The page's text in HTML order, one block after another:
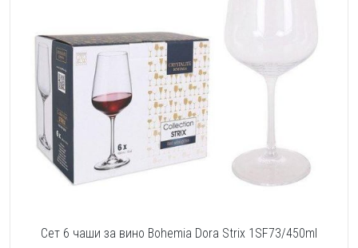
Сет 6 чаши за вино Bohemia Dora Strix 1SF73/450ml